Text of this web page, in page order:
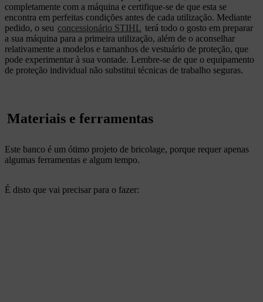
completamente com a máquina e certifique-se de que esta se
encontra em perfeitas condições antes de cada utilização. Mediante
pedido, o seu concessionário STIHL terá todo o gosto em preparar
a sua máquina para a primeira utilização, além de o aconselhar
relativamente a modelos e tamanhos de vestuário de proteção, que
pode experimentar à sua vontade. Lembre-se de que o equipamento
de proteção individual não substitui técnicas de trabalho seguras.
Materiais e ferramentas
Este banco é um ótimo projeto de bricolage, porque requer apenas
algumas ferramentas e algum tempo.
É disto que vai precisar para o fazer: